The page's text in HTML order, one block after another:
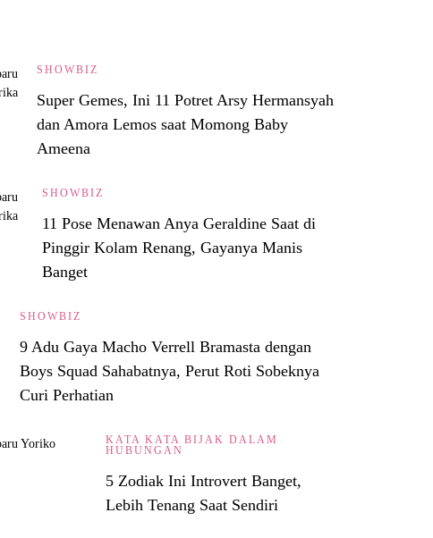
SHOWBIZ
Super Gemes, Ini 11 Potret Arsy Hermansyah
dan Amora Lemos saat Momong Baby
Ameena
SHOWBIZ
11 Pose Menawan Anya Geraldine Saat di
Pinggir Kolam Renang, Gayanya Manis
Banget
SHOWBIZ
9 Adu Gaya Macho Verrell Bramasta dengan
Boys Squad Sahabatnya, Perut Roti Sobeknya
Curi Perhatian
KATA KATA BIJAK DALAM
HUBUNGAN
5 Zodiak Ini Introvert Banget,
Lebih Tenang Saat Sendiri